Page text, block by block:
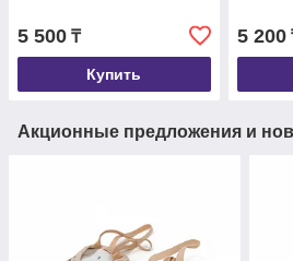
5 500 ₸
Купить
5 200
Акционные предложения и